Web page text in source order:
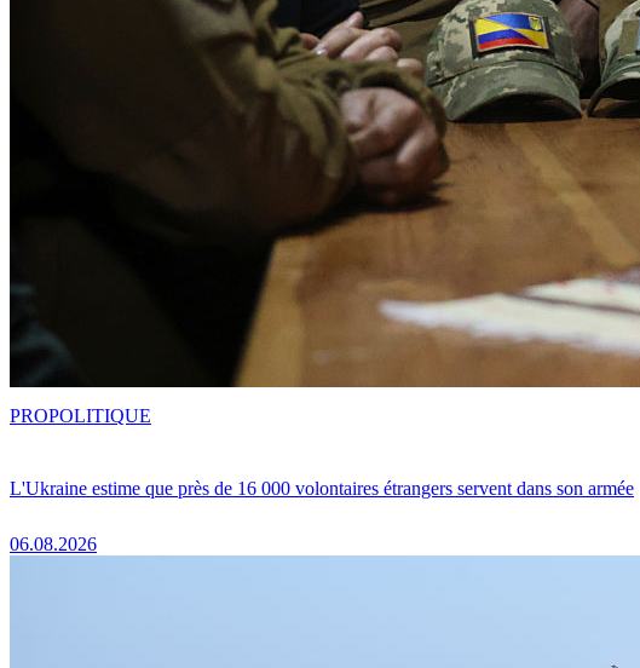
L'Ukraine estime que près de 16 000 volontaires étrangers servent dans son armée
06.08.2026
PROPOLITIQUE